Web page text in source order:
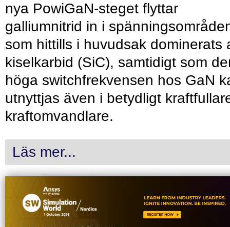
nya PowiGaN-steget flyttar
galliumnitrid in i
som hittills i huvudsak dominerats
kiselkarbid (SiC), samtidigt som
höga switchfrekvensen hos GaN
utnyttjas även i betydligt
kraftomvandlare.
Läs mer...